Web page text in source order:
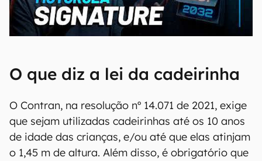
00:00/20:46
O que diz a lei da cadeirinha
O Contran, na resolução nº 14.071 de 2021, exige
que sejam utilizadas cadeirinhas até os 10 anos
de idade das crianças, e/ou até que elas atinjam
o 1,45 m de altura. Além disso, é obrigatório que